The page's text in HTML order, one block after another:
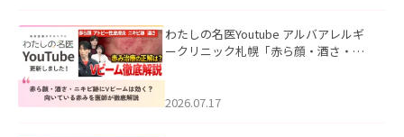
わたしの名医Youtube アルバアレルギ
ークリニック札幌「赤ら顔・酒さ・ニ
した。
2026.07.17